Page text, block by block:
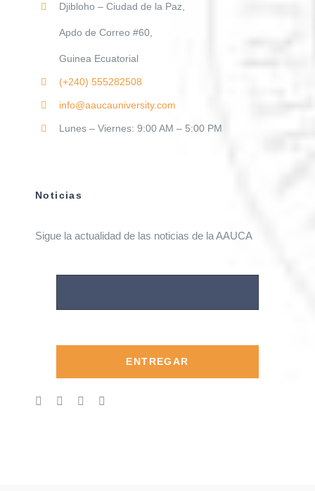
Djibloho – Ciudad de la Paz,
Apdo de Correo #60,
Guinea Ecuatorial
(+240) 555282508
info@aaucauniversity.com
Lunes – Viernes: 9:00 AM – 5:00 PM
Noticias
Sigue la actualidad de las noticias de la AAUCA
ENTREGAR